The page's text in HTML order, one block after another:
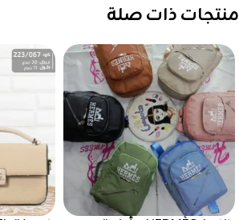
منتجات ذات صلة